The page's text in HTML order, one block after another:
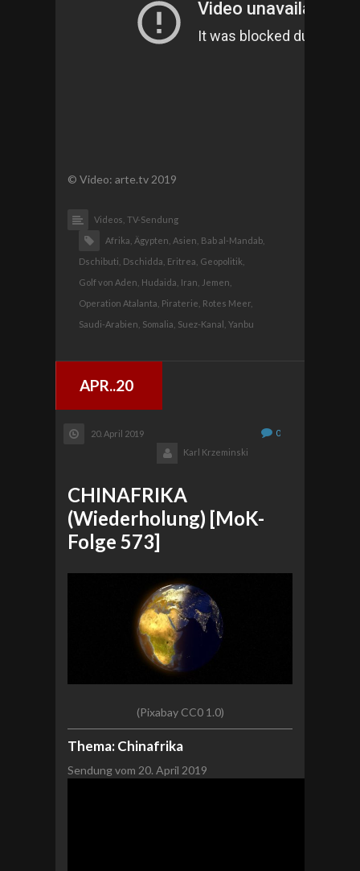
© Video: arte.tv 2019
Videos, TV-Sendung
Afrika, Ägypten, Asien, Bab al-Mandab,
Dschibuti, Dschidda, Eritrea, Geopolitik,
Golf von Aden, Hudaida, Iran,
Jemen,
Operation Atalanta, Piraterie, Rotes Meer,
Saudi-Arabien, Somalia, Suez-Kanal, Yanbu
APR..20
20. April 2019
0
Karl Krzeminski
CHINAFRIKA
(Wiederholung) [MoK-
Folge 573]
(Pixabay CC0 1.0)
Thema: Chinafrika
Sendung vom 20. April 2019